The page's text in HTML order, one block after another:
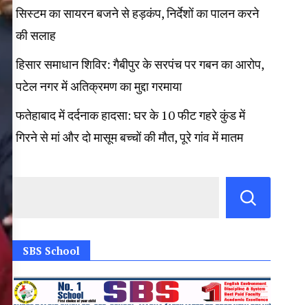
सिस्टम का सायरन बजने से हड़कंप, निर्देशों का पालन करने
की सलाह
हिसार समाधान शिविर: गैबीपुर के सरपंच पर गबन का आरोप,
पटेल नगर में अतिक्रमण का मुद्दा गरमाया
फतेहाबाद में दर्दनाक हादसा: घर के 10 फीट गहरे कुंड में
गिरने से मां और दो मासूम बच्चों की मौत, पूरे गांव में मातम
SBS School